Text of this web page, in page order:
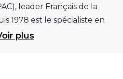
leader Français de la
1978 est le spécialiste en
garages et centres
plus